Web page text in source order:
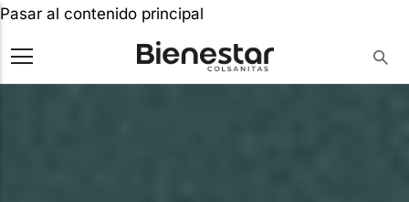
Pasar al contenido principal